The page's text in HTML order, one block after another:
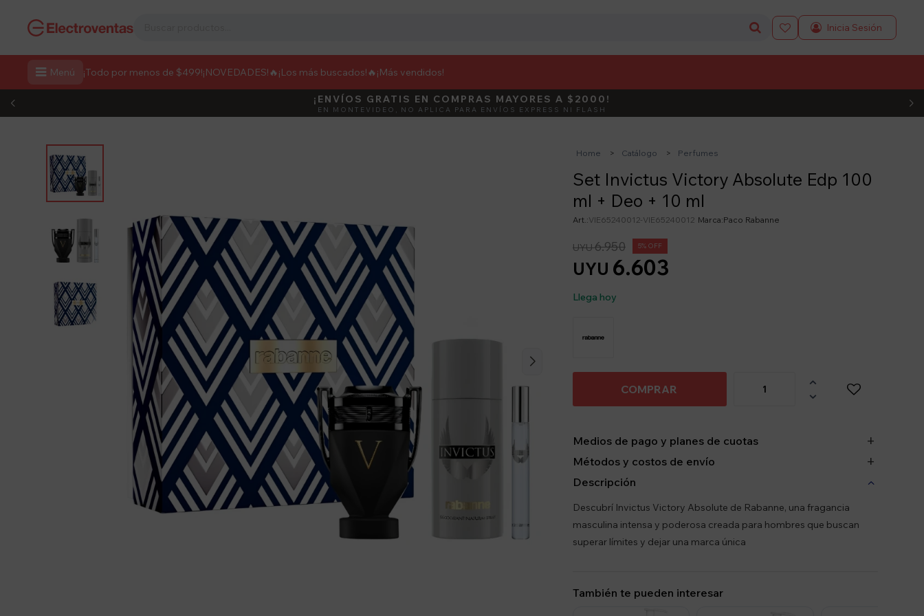
 Menú ¡Todo por menos de $499!¡NOVEDADES! 🔥¡Los más buscados!🔥 ¡Más vendidos!

DEBUT ACTIVÁ EL CÓDIGO
¡ENVÍOS GRATIS EN COMPRAS MAYORES A $2000!
EN MONTEVIDEO, NO APLICA PARA ENVÍOS EXPRESS NI FLASH
Home Catálogo Perfumes
Set Invictus Victory Absolute Edp 100
ml + Deo + 10 ml
VIE65240012-VIE65240012 Paco Rabanne
UYU 6.603
UYU6.950 5
Llega hoy
COMPRAR


Medios de pago y planes de cuotas
Métodos y costos de envío
Descripción
Descubrí Invictus Victory Absolute de Rabanne, una fragancia
masculina intensa y poderosa creada para hombres que buscan
superar límites y dejar una marca única
También te pueden interesar